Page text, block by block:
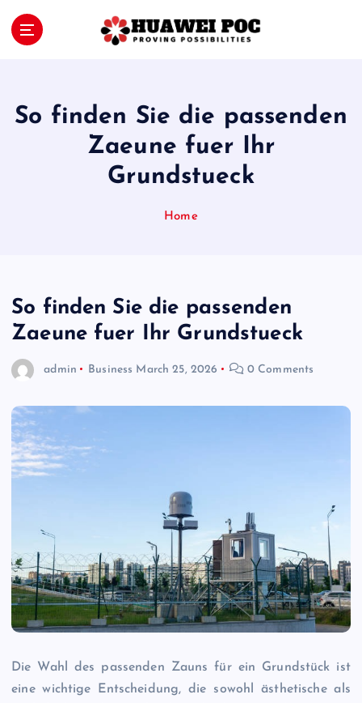
So finden Sie die passenden
Zaeune fuer Ihr
Grundstueck
Home
So finden Sie die passenden
Zaeune fuer Ihr Grundstueck
admin Business March 25, 2026 0 Comments
Die Wahl des passenden Zauns für ein Grundstück ist
eine wichtige Entscheidung, die sowohl ästhetische als